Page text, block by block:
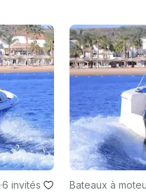
·6 invités Bateaux à